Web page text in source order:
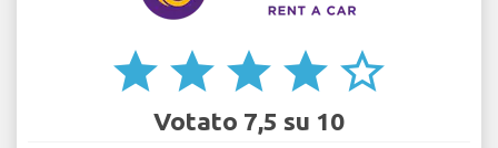
star star star star star_border
Votato 7,5 su 10